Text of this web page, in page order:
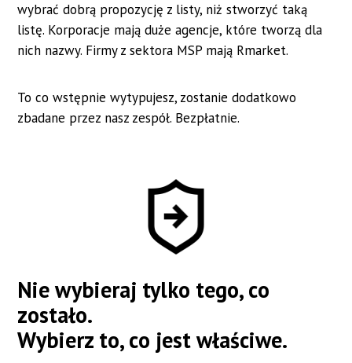
#nazwa dla firmy usługowej
#nazwa dla firmy odzieżowej
#nazwa dla firmy projektującej wnętrza
#nazwa dla produktu fmcg
#nazwa dla firmy ubezpieczeniowej
#nazwa dla zakładu stolarskiego
#nazwa dla firmy medycznej
#nazwa dla salonu fryzjerskiego
wybrać dobrą propozycję z listy, niż stworzyć taką
listę. Korporacje mają duże agencje, które tworzą dla
nich nazwy. Firmy z sektora MSP mają Rmarket.
To co wstępnie wytypujesz, zostanie dodatkowo
zbadane przez nasz zespół. Bezpłatnie.
Nie wybieraj tylko tego, co
zostało.
Wybierz to, co jest właściwe.